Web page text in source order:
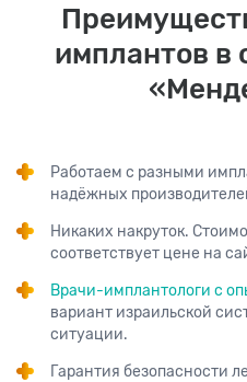
имплантов в
Работаем с разными
надёжных
Никаких накруток.
соответствует цене на
Врачи-имплантологи с
вариант израильской
ситуации.
Гарантия безопасности